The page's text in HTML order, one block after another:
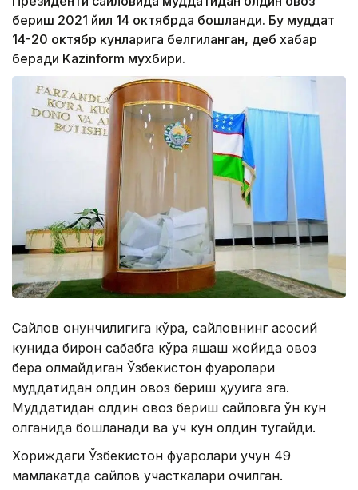
бериш 2021 йил 14 октябрда бошланди. Бу муддат
14-20 октябр кунларига белгиланган, деб хабар
беради Kazinform мухбири.
Сайлов қонунчилигига кўра, сайловнинг асосий
кунида бирон сабабга кўра яшаш жойида овоз
бера олмайдиган Ўзбекистон фуқаролари
муддатидан олдин овоз бериш ҳуқуқига эга.
Муддатидан олдин овоз бериш сайловга ўн кун
қолганида бошланади ва уч кун олдин тугайди.
Хориждаги Ўзбекистон фуқаролари учун 49
мамлакатда сайлов участкалари очилган.